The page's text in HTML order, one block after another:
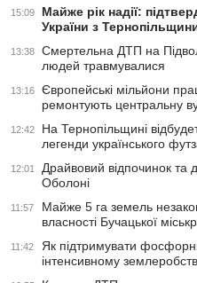
15:09
Майже рік надії:
України з
13:38
Смертельна ДТП на
людей травмувалися
13:16
Європейські мільйони
ремонтують центральну
12:42
На Тернопільщині
легенди українського
12:01
Драйвовий відпочинок та
Оболоні
11:57
Майже 5 га земель
власності Бучацької
11:42
Як підтримувати
інтенсивному